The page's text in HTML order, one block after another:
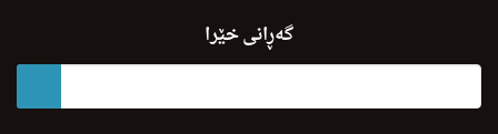
Barnamai Kari D.10 Asaee X.Paiza Rozhi 17/11/2020
گەڕانی خێرا